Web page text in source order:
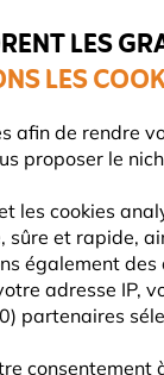
LES
LES
afin de rendre
proposer le
les cookies
et rapide,
également
adresse IP,
partenaires
paysdès 59 €
- béton de bois